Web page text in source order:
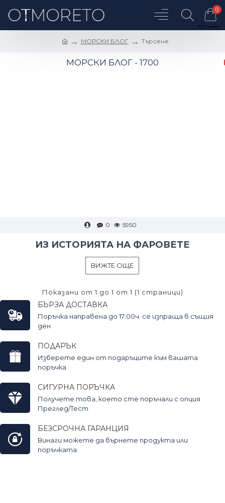
0
МОРСКИ БЛОГ Търсене
МОРСКИ БЛОГ - 1700
0 5950
ИЗ ИСТОРИЯТА НА ФАРОВЕТЕ
ВИЖТЕ ОЩЕ
Показани от 1 до 1 от 1 (1 страници)
БЪРЗА ДОСТАВКА
Поръчка направена до 17:00ч. се изпраща в същия
ден
ПОДАРЪК
Изберете един от подаръците към вашата
поръчка
СИГУРНА ПОРЪЧКА
Получете това, което сте поръчали с опция
Преглед/Тест
БЕЗСРОЧНА ГАРАНЦИЯ
Винаги можете да върнете продукта или
поръчката